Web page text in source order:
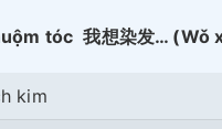
tóc 我想染发… (Wǒ
kim